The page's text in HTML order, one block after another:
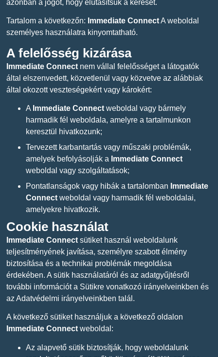
azonban a jogot, hogy elutasítsuk a kérését.
Tartalom a következőn: Immediate ConnectA weboldal
személyes használatra kinyomtatható.
A felelősség kizárása
Immediate Connect nem vállal felelősséget a látogatók
által elszenvedett, közvetlenül vagy közvetve az alábbiak
által okozott veszteségekért vagy károkért:
A Immediate Connect weboldal vagy bármely
harmadik fél weboldala, amelyre a tartalmunkon
keresztül hivatkozunk;
Tervezett karbantartás vagy műszaki problémák,
amelyek befolyásolják a Immediate Connect
weboldal vagy szolgáltatások;
Pontatlanságok vagy hibák a tartalomban Immediate
Connect weboldal vagy harmadik fél weboldalai,
amelyekre hivatkozik.
Cookie használat
Immediate Connect sütiket használ weboldalunk
teljesítményének javítása, személyre szabott élmény
biztosítása és a technikai problémák megoldása
érdekében. A sütik használatáról és az adatgyűjtésről
további információt a Sütikre vonatkozó irányelveinkben és
az Adatvédelmi irányelveinkben talál.
A következő sütiket használjuk a következő oldalon
Immediate Connect weboldal:
Az alapvető sütik biztosítják, hogy weboldalunk